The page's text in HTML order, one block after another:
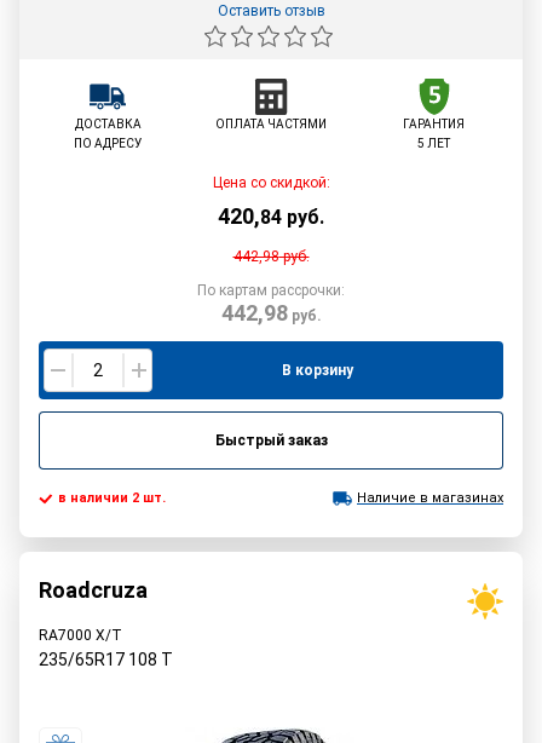
Оставить отзыв
ДОСТАВКА
ПО АДРЕСУ
ОПЛАТА ЧАСТЯМИ
ГАРАНТИЯ
5 ЛЕТ
Цена со скидкой:
420,84 руб.
442,98руб.
По картам рассрочки:
442,98руб.
В корзину
Быстрый заказ
в наличии 2 шт. Наличие в магазинах
Roadcruza
RA7000 X/T
235/65R17 108 T